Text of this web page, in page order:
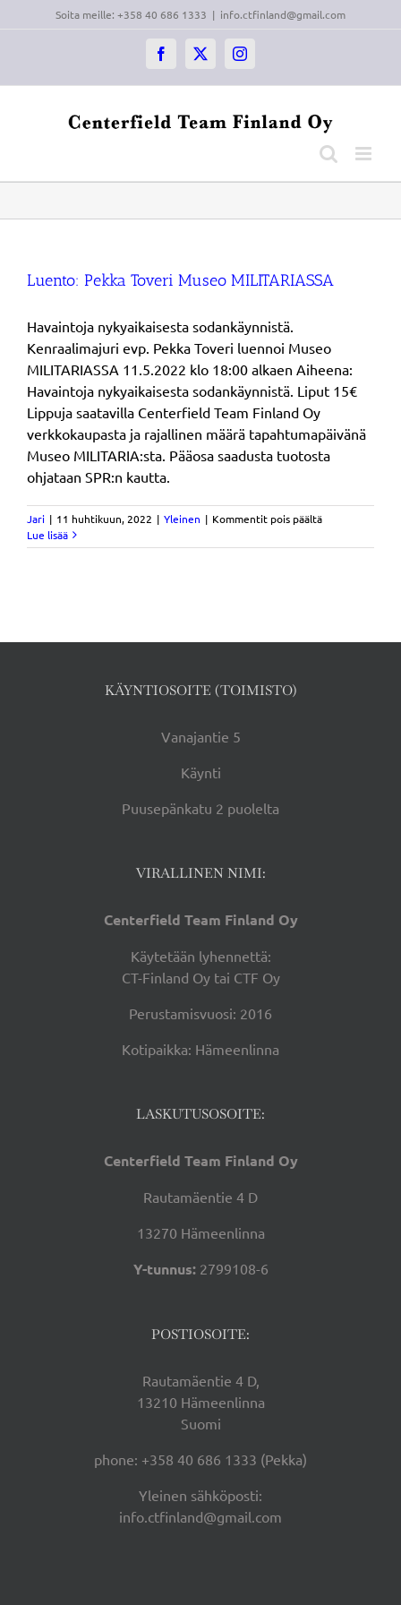
Soita meille: +358 40 686 1333 | info.ctfinland@gmail.com
Facebook
X Instagram
Luento: Pekka Toveri Museo MILITARIASSA
Havaintoja nykyaikaisesta sodankäynnistä.
Kenraalimajuri evp. Pekka Toveri luennoi Museo
MILITARIASSA 11.5.2022 klo 18:00 alkaen Aiheena:
Havaintoja nykyaikaisesta sodankäynnistä. Liput 15€
Lippuja saatavilla Centerfield Team Finland Oy
verkkokaupasta ja rajallinen määrä tapahtumapäivänä
Museo MILITARIA:sta. Pääosa saadusta tuotosta
ohjataan SPR:n kautta.
Jari | 11 huhtikuun, 2022 | Yleinen | Kommentit pois päältäartikkelissa
Pekka
Lue lisää
KÄYNTIOSOITE (TOIMISTO)
Vanajantie 5
Käynti
Puusepänkatu 2 puolelta
VIRALLINEN NIMI:
Centerfield Team Finland Oy
Käytetään lyhennettä:
CT-Finland Oy tai CTF Oy
Perustamisvuosi: 2016
Kotipaikka: Hämeenlinna
LASKUTUSOSOITE:
Centerfield Team Finland Oy
Rautamäentie 4 D
13270 Hämeenlinna
Y-tunnus: 2799108-6
POSTIOSOITE:
Rautamäentie 4 D,
13210 Hämeenlinna
Suomi
phone: +358 40 686 1333 (Pekka)
Yleinen sähköposti:
info.ctfinland@gmail.com